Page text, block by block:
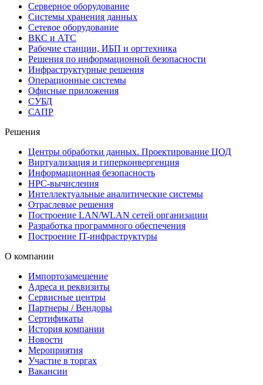
Серверное оборудование
Системы хранения данных
Сетевое оборудование
ВКС и АТС
Рабочие станции, ИБП и оргтехника
Решения по информационной безопасности
Инфраструктурные решения
Операционные системы
Офисные приложения
СУБД
САПР
Решения
Центры обработки данных. Проектирование ЦОД
Виртуализация и гиперконвергенция
Информационная безопасность
HPC-вычисления
Интеллектуальные аналитические системы
Отраслевые решения
Построение LAN/WLAN сетей организации
Разработка программного обеспечения
Построение IT-инфраструктуры
О компании
Импортозамещение
Адреса и реквизиты
Сервисные центры
Партнеры / Вендоры
Сертификаты
История компании
Новости
Мероприятия
Участие в торгах
Вакансии